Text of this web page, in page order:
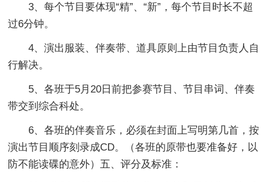
3、每个节目要体现“精”、“新”，每个节目时长不超
过6分钟。
4、演出服装、伴奏带、道具原则上由节目负责人自
行解决。
5、各班于5月20日前把参赛节目、节目串词、伴奏
带交到综合科处。
6、各班的伴奏音乐，必须在封面上写明第几首，按
演出节目顺序刻录成CD。（各班的原带也要准备好，以
防不能读碟的意外）五、评分及标准：